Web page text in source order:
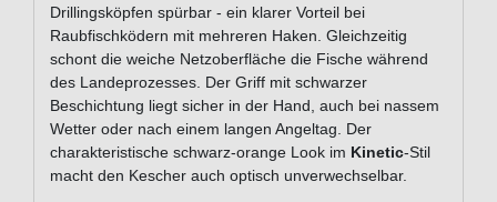
Drillingsköpfen spürbar - ein klarer Vorteil bei
Raubfischködern mit mehreren Haken. Gleichzeitig
schont die weiche Netzoberfläche die Fische während
des Landeprozesses. Der Griff mit schwarzer
Beschichtung liegt sicher in der Hand, auch bei nassem
Wetter oder nach einem langen Angeltag. Der
charakteristische schwarz-orange Look im Kinetic-Stil
macht den Kescher auch optisch unverwechselbar.